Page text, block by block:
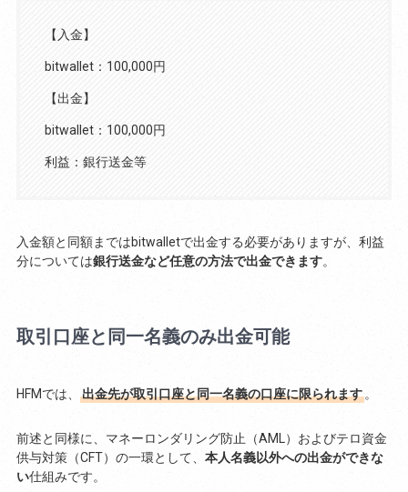
【入金】
bitwallet：100,000円
【出金】
bitwallet：100,000円
利益：銀行送金等
入金額と同額まではbitwalletで出金する必要がありますが、利益
分については銀行送金など任意の方法で出金できます。
取引口座と同一名義のみ出金可能
HFMでは、 出金先が取引口座と同一名義の口座に限られます。
前述と同様に、マネーロンダリング防止（AML）およびテロ資金
供与対策（CFT）の一環として、 本人名義以外への出金ができな
い仕組みです。